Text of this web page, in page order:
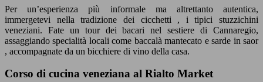
Per un’esperienza più informale ma altrettanto autentica,
immergetevi nella tradizione dei cicchetti , i tipici stuzzichini
veneziani. Fate un tour dei bacari nel sestiere di Cannaregio,
assaggiando specialità locali come baccalà mantecato e sarde in saor
, accompagnate da un bicchiere di vino della casa.
Corso di cucina veneziana al Rialto Market